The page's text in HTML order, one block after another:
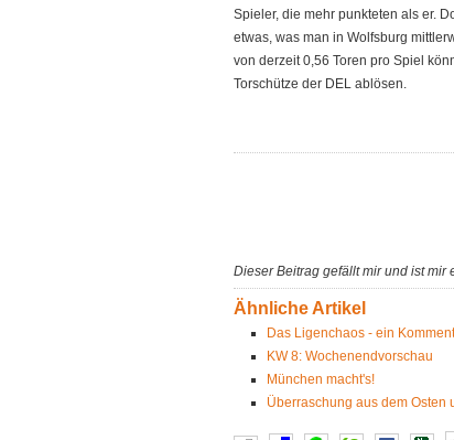
Spieler, die mehr punkteten als er.
etwas, was man in Wolfsburg
von derzeit 0,56 Toren pro Spiel
Torschütze der DEL ablösen.
Dieser Beitrag gefällt mir und ist mir
Ähnliche Artikel
Das Ligenchaos - ein
KW 8: Wochenendvorschau
München macht's!
Überraschung aus dem Osten